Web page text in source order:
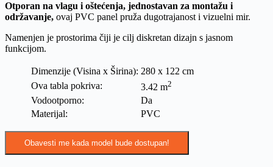
Otporan na vlagu i oštećenja, jednostavan za montažu i
održavanje, ovaj PVC panel pruža dugotrajanost i vizuelni mir.
Namenjen je prostorima čiji je cilj diskretan dizajn s jasnom
funkcijom.
Dimenzije (Visina x Širina): 280 x 122 cm
Ova tabla pokriva:
3.42 m2
Vodootporno:
Da
Materijal:
PVC
Obavesti me kada model bude dostupan!